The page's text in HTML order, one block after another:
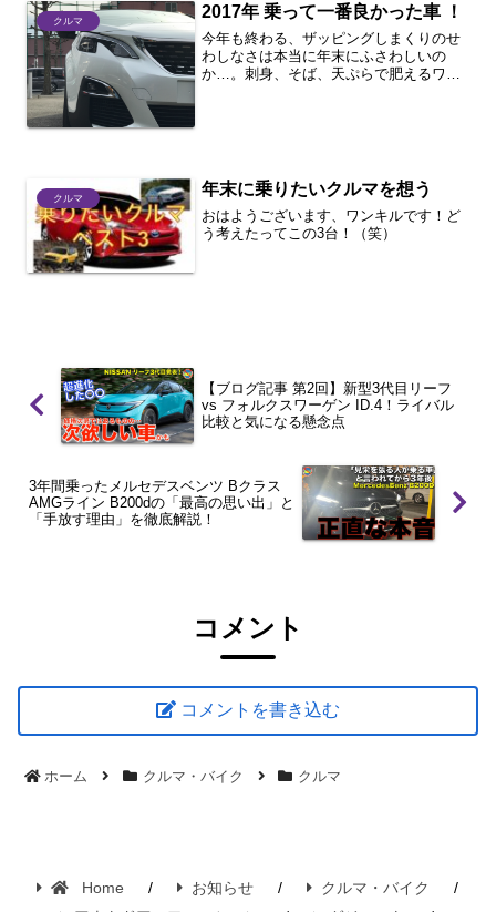
クルマ 2017年 乗って一番良かった車 ！
今年も終わる、ザッピングしまくりのせ
わしなさは本当に年末にふさわしいの
か…。刺身、そば、天ぷらで肥えるワン
クルマ 年末に乗りたいクルマを想う
おはようございます、ワンキルです！ど
う考えたってこの3台！（笑）
【ブログ記事 第2回】新型3代目リーフ
vs フォルクスワーゲン ID.4！ライバル
比較と気になる懸念点
3年間乗ったメルセデスベンツ Bクラス
AMGライン B200dの「最高の思い出」と
「手放す理由」を徹底解説！
コメント
コメントを書き込む
ホーム クルマ・バイク クルマ
Home お知らせ
クルマ・バイク